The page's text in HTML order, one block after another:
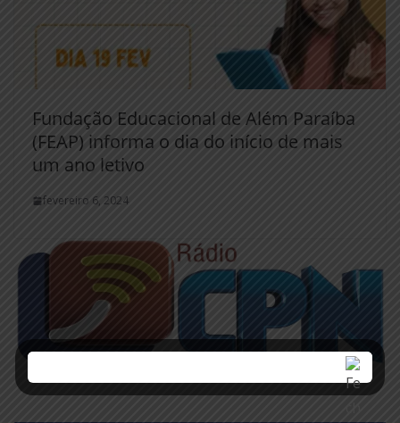
Fundação Educacional de Além Paraíba
(FEAP) informa o dia do início de mais
um ano letivo
fevereiro 6, 2024